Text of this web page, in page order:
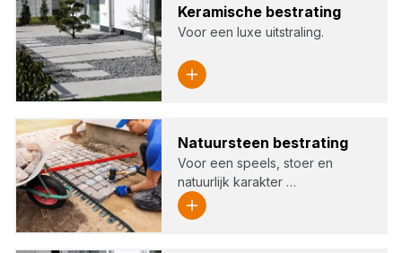
Kera­mi­sche bestra­ting
Voor een luxe uitstraling.
Natuur­steen bestra­ting
Voor een speels, stoer en
natuurlijk karakter …